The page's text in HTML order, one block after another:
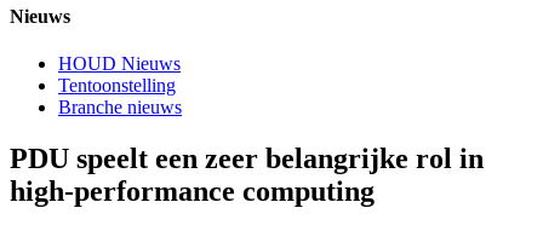
Nieuws
HOUD Nieuws
Tentoonstelling
Branche nieuws
PDU speelt een zeer belangrijke rol in
high-performance computing